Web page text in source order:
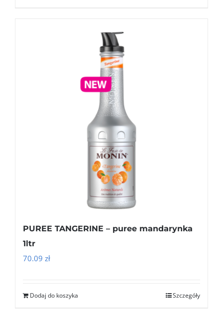
PUREE TANGERINE – puree mandarynka
1ltr
70.09 zł
Dodaj do koszyka Szczegóły